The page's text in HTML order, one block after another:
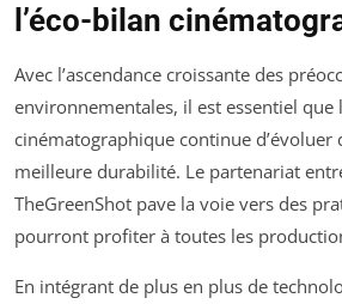
l’éco-bilan
Avec l’ascendance croissante des
environnementales, il est essentiel que
cinématographique continue d’évoluer
meilleure durabilité. Le partenariat
TheGreenShot pave la voie vers des
pourront profiter à toutes les
En intégrant de plus en plus de